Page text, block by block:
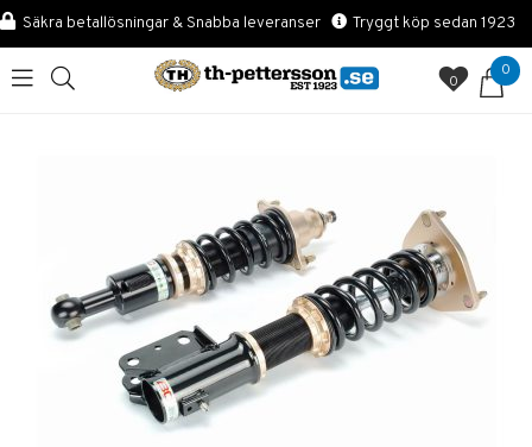
Säkra betallösningar & Snabba leveranser Tryggt köp sedan 1923
0
0